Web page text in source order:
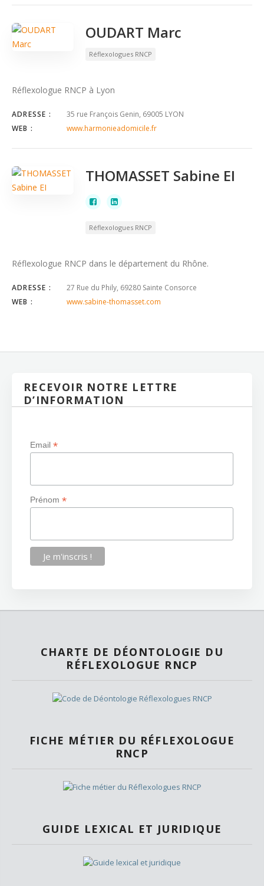
OUDART Marc
Réflexologues RNCP
Réflexologue RNCP à Lyon
ADRESSE :
35 rue François Genin, 69005 LYON
WEB :
www.harmonieadomicile.fr
THOMASSET Sabine EI
Réflexologues RNCP
Réflexologue RNCP dans le département du Rhône.
ADRESSE :
27 Rue du Phily, 69280 Sainte Consorce
WEB :
www.sabine-thomasset.com
RECEVOIR NOTRE LETTRE
D’INFORMATION
Email*
Prénom*
CHARTE DE DÉONTOLOGIE DU
RÉFLEXOLOGUE RNCP
FICHE MÉTIER DU RÉFLEXOLOGUE
RNCP
GUIDE LEXICAL ET JURIDIQUE